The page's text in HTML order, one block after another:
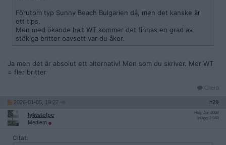
Förutom typ Sunny Beach Bulgarien då, men det kanske är
ett tips.
Men med ökande halt WT kommer det finnas en grad av
stökiga britter oavsett var du åker.
Ja men det är absolut ett alternativ! Men som du skriver. Mer WT
= fler britter
Citera
2026-01-05, 19:27 #29
lyktstolpe
Medlem
Reg: Jan 2008
Inlägg: 3 848
Citat: